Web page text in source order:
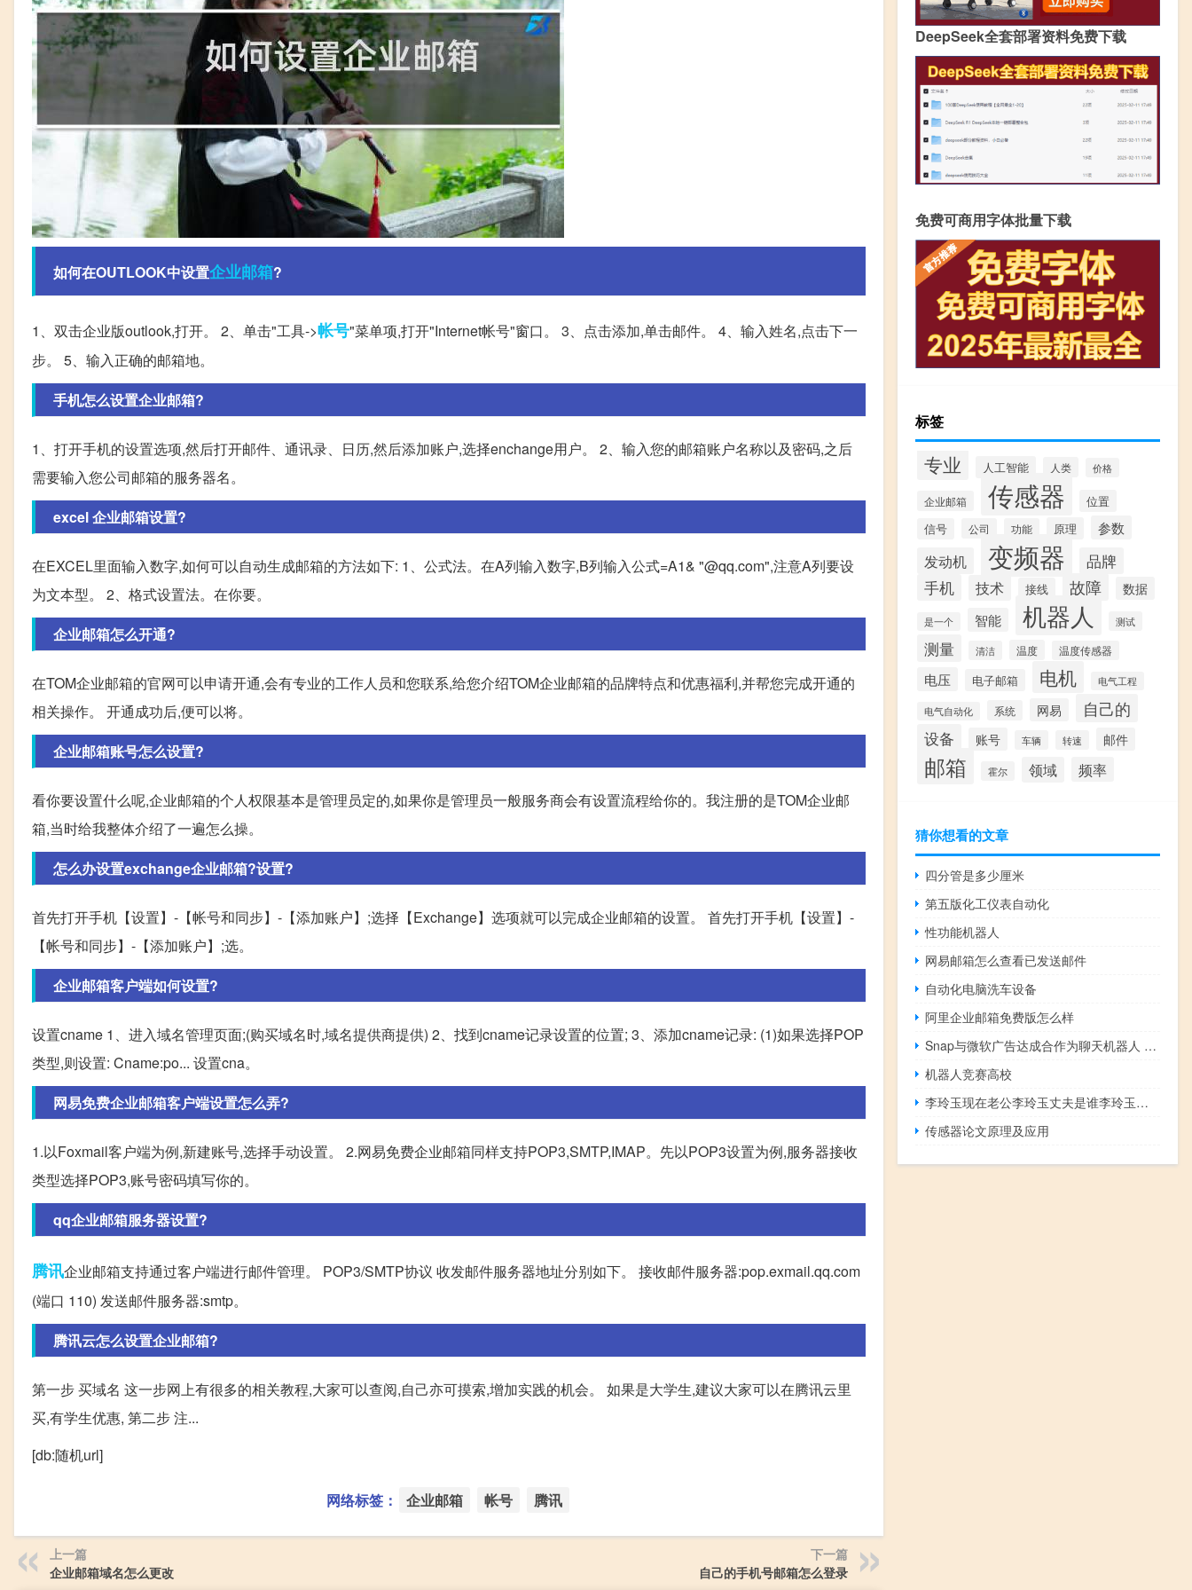
如何在OUTLOOK中设置企业邮箱?
1、双击企业版outlook,打开。 2、单击"工具->帐号"菜单项,打开"Internet帐号"窗口。 3、点击添加,单击邮件。 4、输入姓名,点击下一
步。 5、输入正确的邮箱地。
手机怎么设置企业邮箱?
1、打开手机的设置选项,然后打开邮件、通讯录、日历,然后添加账户,选择enchange用户。 2、输入您的邮箱账户名称以及密码,之后
需要输入您公司邮箱的服务器名。
excel 企业邮箱设置?
在EXCEL里面输入数字,如何可以自动生成邮箱的方法如下: 1、公式法。在A列输入数字,B列输入公式=A1& "@qq.com",注意A列要设
为文本型。 2、格式设置法。在你要。
企业邮箱怎么开通?
在TOM企业邮箱的官网可以申请开通,会有专业的工作人员和您联系,给您介绍TOM企业邮箱的品牌特点和优惠福利,并帮您完成开通的
相关操作。 开通成功后,便可以将。
企业邮箱账号怎么设置?
看你要设置什么呢,企业邮箱的个人权限基本是管理员定的,如果你是管理员一般服务商会有设置流程给你的。我注册的是TOM企业邮
箱,当时给我整体介绍了一遍怎么操。
怎么办设置exchange企业邮箱?设置?
首先打开手机【设置】-【帐号和同步】-【添加账户】;选择【Exchange】选项就可以完成企业邮箱的设置。 首先打开手机【设置】-
【帐号和同步】-【添加账户】;选。
企业邮箱客户端如何设置?
设置cname 1、进入域名管理页面;(购买域名时,域名提供商提供) 2、找到cname记录设置的位置; 3、添加cname记录: (1)如果选择POP
类型,则设置: Cname:po... 设置cna。
网易免费企业邮箱客户端设置怎么弄?
1.以Foxmail客户端为例,新建账号,选择手动设置。 2.网易免费企业邮箱同样支持POP3,SMTP,IMAP。先以POP3设置为例,服务器接收
类型选择POP3,账号密码填写你的。
qq企业邮箱服务器设置?
腾讯企业邮箱支持通过客户端进行邮件管理。 POP3/SMTP协议 收发邮件服务器地址分别如下。 接收邮件服务器:pop.exmail.qq.com
(端口 110) 发送邮件服务器:smtp。
腾讯云怎么设置企业邮箱?
第一步 买域名 这一步网上有很多的相关教程,大家可以查阅,自己亦可摸索,增加实践的机会。 如果是大学生,建议大家可以在腾讯云里
买,有学生优惠, 第二步 注...
[db:随机url]
网络标签： 企业邮箱 帐号 腾讯
上一篇
企业邮箱域名怎么更改
下一篇
自己的手机号邮箱怎么登录
DeepSeek全套部署资料免费下载
免费可商用字体批量下载
标签
专业 人工智能 人类 价格
企业邮箱 传感器 位置
信号 公司 功能 原理 参数
发动机 变频器
品牌
手机
技术 接线 故障 数据
是一个 智能 机器人 测试
测量 清洁 温度 温度传感器
电压 电子邮箱 电机 电气工程
电气自动化 系统 网易 自己的
设备 账号 车辆 转速 邮件
邮箱 霍尔 领域 频率
猜你想看的文章
四分管是多少厘米
第五版化工仪表自动化
性功能机器人
网易邮箱怎么查看已发送邮件
自动化电脑洗车设备
阿里企业邮箱免费版怎么样
Snap与微软广告达成合作为聊天机器人 My AI 中的推广链接提供支持
机器人竞赛高校
李玲玉现在老公李玲玉丈夫是谁李玲玉老公资料 李玲玉个人资料简介
传感器论文原理及应用